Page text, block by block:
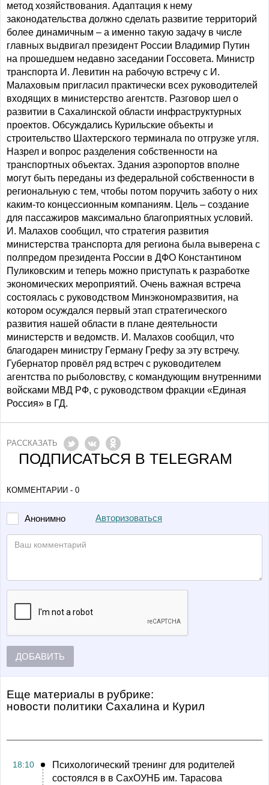
метод хозяйствования. Адаптация к нему
законодательства должно сделать развитие территорий
более динамичным – а именно такую задачу в числе
главных выдвигал президент России Владимир Путин
на прошедшем недавно заседании Госсовета. Министр
транспорта И. Левитин на рабочую встречу с И.
Малаховым пригласил практически всех руководителей
входящих в министерство агентств. Разговор шел о
развитии в Сахалинской области инфраструктурных
проектов. Обсуждались Курильские объекты и
строительство Шахтерского терминала по отгрузке угля.
Назрел и вопрос разделения собственности на
транспортных объектах. Здания аэропортов вполне
могут быть переданы из федеральной собственности в
региональную с тем, чтобы потом поручить заботу о них
каким-то концессионным компаниям. Цель – создание
для пассажиров максимально благоприятных условий.
И. Малахов сообщил, что стратегия развития
министерства транспорта для региона была выверена с
полпредом президента России в ДФО Константином
Пуликовским и теперь можно приступать к разработке
экономических мероприятий. Очень важная встреча
состоялась с руководством Минэкономразвития, на
котором осуждался первый этап стратегического
развития нашей области в плане деятельности
министерств и ведомств. И. Малахов сообщил, что
благодарен министру Герману Грефу за эту встречу.
Губернатор провёл ряд встреч с руководителем
агентства по рыболовству, с командующим внутренними
войсками МВД РФ, с руководством фракции «Единая
Россия» в ГД.
РАССКАЗАТЬ
ПОДПИСАТЬСЯ В TELEGRAM
КОММЕНТАРИИ - 0
Анонимно Авторизоваться
ДОБАВИТЬ
Еще материалы в рубрике:
Новости политики Сахалина и Курил
18:10
Психологический тренинг для родителей
состоялся в в СахОУНБ им. Тарасова